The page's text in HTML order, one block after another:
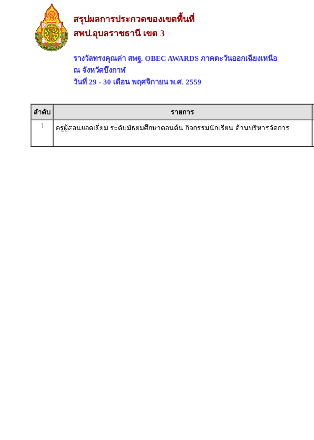
สรุปผลการประกวดของเขตพื้นที่
สพป.อุบลราชธานี เขต 3
รางวัลทรงคุณค่า สพฐ. OBEC AWARDS ภาคตะวันออกเฉียงเหนือ
ณ จังหวัดบึงกาฬ
วันที่ 29 - 30 เดือน พฤศจิกายน พ.ศ. 2559
ลำดับ รายการ
1
ครูผู้สอนยอดเยี่ยม ระดับมัธยมศึกษาตอนต้น กิจกรรมนักเรียน ด้านบริหารจัดการ